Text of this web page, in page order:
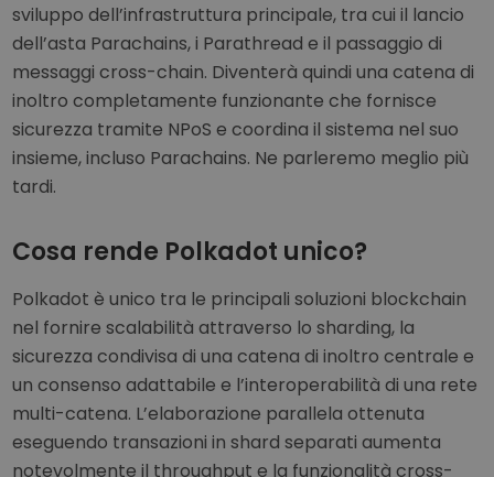
sviluppo dell’infrastruttura principale, tra cui il lancio
dell’asta Parachains, i Parathread e il passaggio di
messaggi cross-chain. Diventerà quindi una catena di
inoltro completamente funzionante che fornisce
sicurezza tramite NPoS e coordina il sistema nel suo
insieme, incluso Parachains. Ne parleremo meglio più
tardi.
Cosa rende Polkadot unico?
Polkadot è unico tra le principali soluzioni blockchain
nel fornire scalabilità attraverso lo sharding, la
sicurezza condivisa di una catena di inoltro centrale e
un consenso adattabile e l’interoperabilità di una rete
multi-catena. L’elaborazione parallela ottenuta
eseguendo transazioni in shard separati aumenta
notevolmente il throughput e la funzionalità cross-